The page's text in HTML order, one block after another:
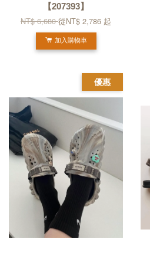
【207393】
NT$ 6,680從NT$ 2,786 起
加入購物車
優惠